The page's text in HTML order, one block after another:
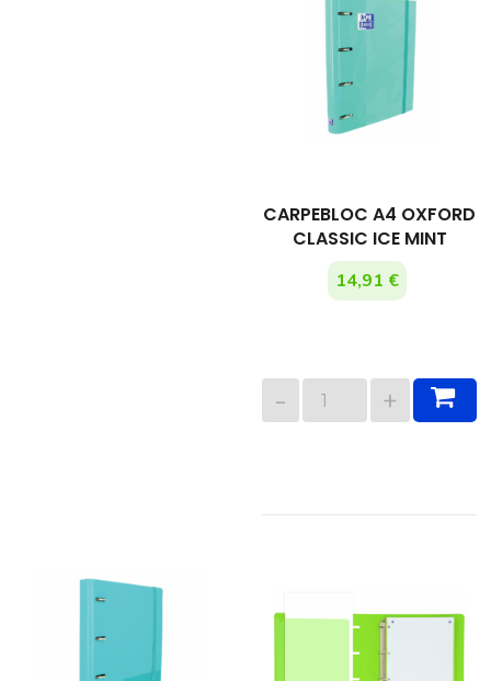
CARPEBLOC A4 OXFORD
CLASSIC ICE MINT
14,91 €